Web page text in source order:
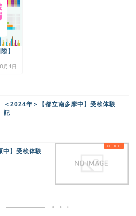
】
月4日
＜2024年＞【都立南多摩中】受検体験
記
中】受検体験